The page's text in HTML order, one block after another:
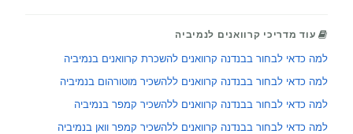
עוד מדריכי קרוואנים לנמיביה
למה כדאי לבחור בבנדנה קרוואנים להשכרת קרוואנים בנמיביה
למה כדאי לבחור בבנדנה קרוואנים ללהשכיר מוטורהום בנמיביה
למה כדאי לבחור בבנדנה קרוואנים ללהשכיר קמפר בנמיביה
למה כדאי לבחור בבנדנה קרוואנים ללהשכיר קמפר וואן בנמיביה